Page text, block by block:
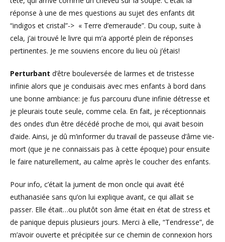
réponse à une de mes questions au sujet des enfants dit
“indigos et cristal”-> « Terre d’emeraude”. Du coup, suite à
cela, j’ai trouvé le livre qui m’a apporté plein de réponses
pertinentes. Je me souviens encore du lieu où j’étais!
Perturbant d’être bouleversée de larmes et de tristesse
infinie alors que je conduisais avec mes enfants à bord dans
une bonne ambiance: je fus parcouru d’une infinie détresse et
je pleurais toute seule, comme cela. En fait, je réceptionnais
des ondes d’un être décédé proche de moi, qui avait besoin
d’aide. Ainsi, je dû m’informer du travail de passeuse d’âme vie-
mort (que je ne connaissais pas à cette époque) pour ensuite
le faire naturellement, au calme après le coucher des enfants.
Pour info, c’était la jument de mon oncle qui avait été
euthanasiée sans qu’on lui explique avant, ce qui allait se
passer. Elle était…ou plutôt son âme était en état de stress et
de panique depuis plusieurs jours. Merci à elle, “Tendresse”, de
m’avoir ouverte et précipitée sur ce chemin de connexion hors